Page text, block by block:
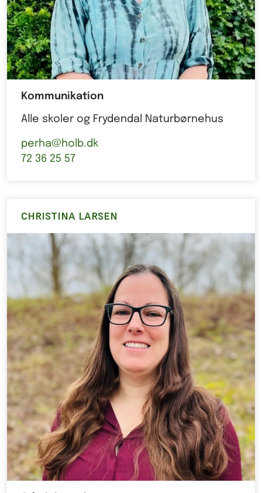
Kommunikation
Alle skoler og Frydendal Naturbørnehus
perha@holb.dk
72 36 25 57
CHRISTINA LARSEN